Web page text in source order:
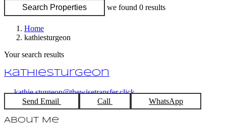
Search Properties we found 0 results
Home
kathiesturgeon
Your search results
kathiesturgeon
kathie.sturgeon@thewisetransfer.click
Send Email
Call WhatsApp
About Me